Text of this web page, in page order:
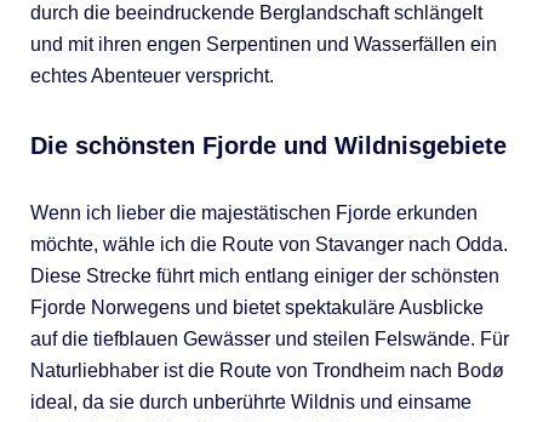
durch die beeindruckende Berglandschaft schlängelt
und mit ihren engen Serpentinen und Wasserfällen ein
echtes Abenteuer verspricht.
Die schönsten Fjorde und Wildnisgebiete
Wenn ich lieber die majestätischen Fjorde erkunden
möchte, wähle ich die Route von Stavanger nach Odda.
Diese Strecke führt mich entlang einiger der schönsten
Fjorde Norwegens und bietet spektakuläre Ausblicke
auf die tiefblauen Gewässer und steilen Felswände. Für
Naturliebhaber ist die Route von Trondheim nach Bodø
ideal, da sie durch unberührte Wildnis und einsame